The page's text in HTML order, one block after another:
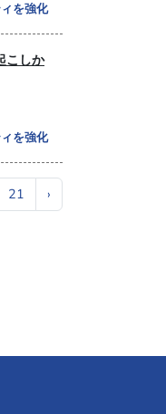
を強化
こしか
を強化
21 ›